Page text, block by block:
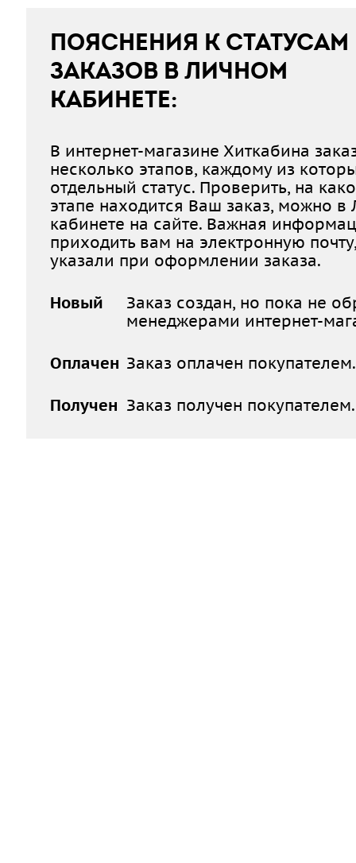
ПОЯСНЕНИЯ К СТАТУСАМ
ЗАКАЗОВ В ЛИЧНОМ
КАБИНЕТЕ:
В интернет-магазине Хиткабина
несколько этапов, каждому из
отдельный статус. Проверить, на
этапе находится Ваш заказ, можно в
кабинете на сайте. Важная
приходить вам на электронную
указали при оформлении заказа.
Новый
Заказ создан, но пока не
менеджерами интернет-
Оплачен Заказ оплачен покупателем.
Получен Заказ получен покупателем.